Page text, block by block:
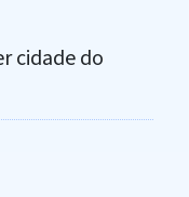
cidade do